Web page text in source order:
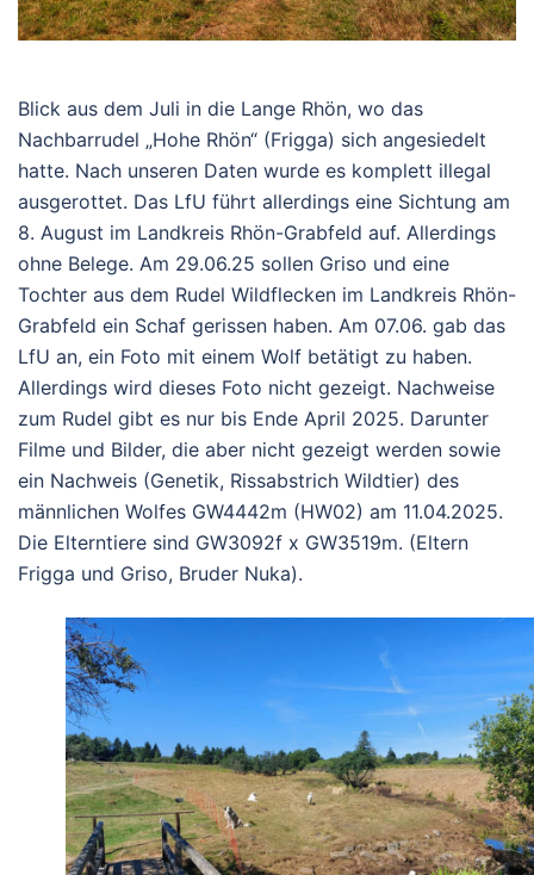
Blick aus dem Juli in die Lange Rhön, wo das
Nachbarrudel „Hohe Rhön“ (Frigga) sich angesiedelt
hatte. Nach unseren Daten wurde es komplett illegal
ausgerottet. Das LfU führt allerdings eine Sichtung am
8. August im Landkreis Rhön-Grabfeld auf. Allerdings
ohne Belege. Am 29.06.25 sollen Griso und eine
Tochter aus dem Rudel Wildflecken im Landkreis Rhön-
Grabfeld ein Schaf gerissen haben. Am 07.06. gab das
LfU an, ein Foto mit einem Wolf betätigt zu haben.
Allerdings wird dieses Foto nicht gezeigt. Nachweise
zum Rudel gibt es nur bis Ende April 2025. Darunter
Filme und Bilder, die aber nicht gezeigt werden sowie
ein Nachweis (Genetik, Rissabstrich Wildtier) des
männlichen Wolfes GW4442m (HW02) am 11.04.2025.
Die Elterntiere sind GW3092f x GW3519m. (Eltern
Frigga und Griso, Bruder Nuka).